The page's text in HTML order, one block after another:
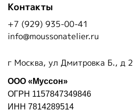
Контакты
+7 (929) 935-00-41
info@moussonatelier.ru
г Москва, ул Дмитровка Б., д
ООО «Муссон»
ОГРН 1157847349846
ИНН 7814289514